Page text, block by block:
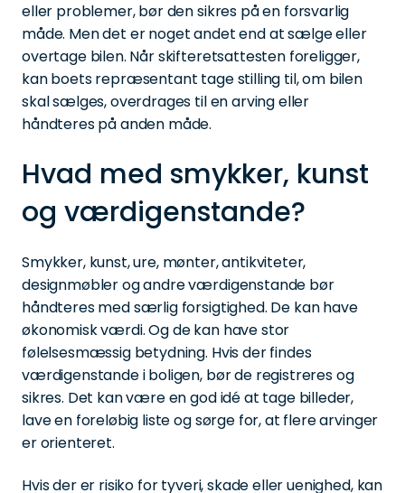
eller problemer, bør den sikres på en forsvarlig
måde. Men det er noget andet end at sælge eller
overtage bilen. Når skifteretsattesten foreligger,
kan boets repræsentant tage stilling til, om bilen
skal sælges, overdrages til en arving eller
håndteres på anden måde.
Hvad med smykker, kunst
og værdigenstande?
Smykker, kunst, ure, mønter, antikviteter,
designmøbler og andre værdigenstande bør
håndteres med særlig forsigtighed. De kan have
økonomisk værdi. Og de kan have stor
følelsesmæssig betydning. Hvis der findes
værdigenstande i boligen, bør de registreres og
sikres. Det kan være en god idé at tage billeder,
lave en foreløbig liste og sørge for, at flere arvinger
er orienteret.
Hvis der er risiko for tyveri, skade eller uenighed, kan